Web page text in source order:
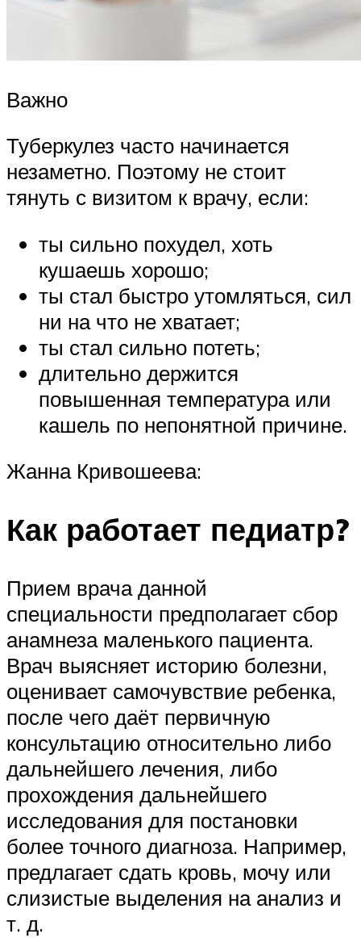
Важно
Туберкулез часто начинается
незаметно. Поэтому не стоит
тянуть с визитом к врачу, если:
ты сильно похудел, хоть
кушаешь хорошо;
ты стал быстро утомляться, сил
ни на что не хватает;
ты стал сильно потеть;
длительно держится
повышенная температура или
кашель по непонятной причине.
Жанна Кривошеева:
Как работает педиатр?
Прием врача данной
специальности предполагает сбор
анамнеза маленького пациента.
Врач выясняет историю болезни,
оценивает самочувствие ребенка,
после чего даёт первичную
консультацию относительно либо
дальнейшего лечения, либо
прохождения дальнейшего
исследования для постановки
более точного диагноза. Например,
предлагает сдать кровь, мочу или
слизистые выделения на анализ и
т. д.